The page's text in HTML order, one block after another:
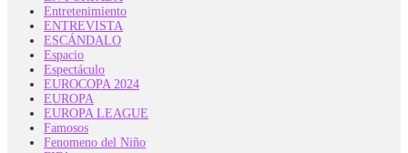
Entretenimiento
ENTREVISTA
ESCÁNDALO
Espacio
Espectáculo
EUROCOPA 2024
EUROPA
EUROPA LEAGUE
Famosos
Fenomeno del Niño